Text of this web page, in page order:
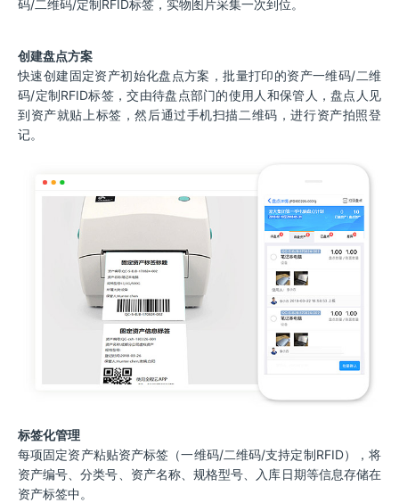
码/二维码/定制RFID标签，实物图片采集一次到位。
创建盘点方案
快速创建固定资产初始化盘点方案，批量打印的资产一维码/二维
码/定制RFID标签，交由待盘点部门的使用人和保管人，盘点人见
到资产就贴上标签，然后通过手机扫描二维码，进行资产拍照登
记。
标签化管理
每项固定资产粘贴资产标签（一维码/二维码/支持定制RFID），将
资产编号、分类号、资产名称、规格型号、入库日期等信息存储在
资产标签中。